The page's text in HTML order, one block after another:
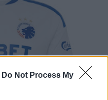
Do Not Process My